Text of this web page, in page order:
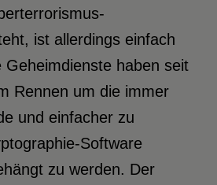
ist allerdings einfach
Geheimdienste haben seit
Rennen um die immer
und einfacher zu
Software
zu werden. Der